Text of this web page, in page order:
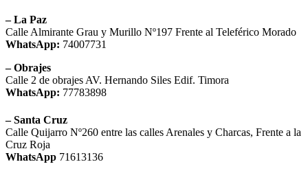
– La Paz
Calle Almirante Grau y Murillo Nº197 Frente al Teleférico Morado
WhatsApp: 74007731
– Obrajes
Calle 2 de obrajes AV. Hernando Siles Edif. Timora
WhatsApp: 77783898
– Santa Cruz
Calle Quijarro Nº260 entre las calles Arenales y Charcas, Frente a la
Cruz Roja
WhatsApp 71613136